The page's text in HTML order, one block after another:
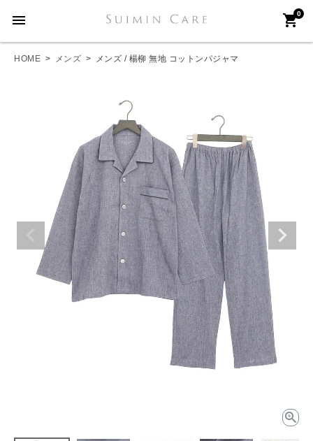
menu 0
shopping_cart
HOME メンズ メンズ / 楊柳 無地 コットンパジャマ